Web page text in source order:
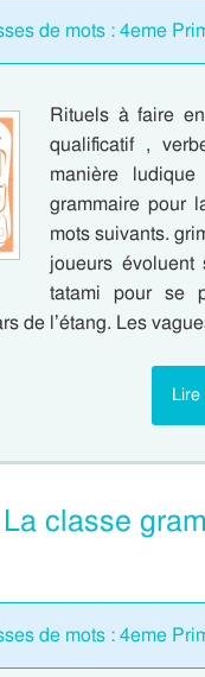
de mots : 4eme
Rituels à faire
qualificatif ,
manière
grammaire pour
mots suivants.
joueurs
tatami pour se
de l’étang. Les
Lire
classe
de mots : 4eme